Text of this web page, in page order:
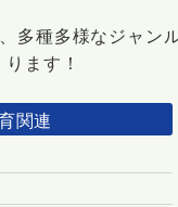
多種多様なジャン
ります！
関連